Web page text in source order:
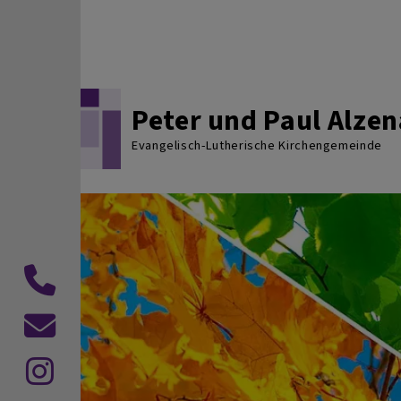
Peter und Paul
Evangelisch-Lutherische Kirchengemeinde
Telefon
E-
Mail
InstagramE-